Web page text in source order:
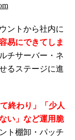
ントから社内に
易にできてしま
チサーバー・ネ
るステージに進
終わり」「少人
い」など運用脆
ト棚卸・パッチ